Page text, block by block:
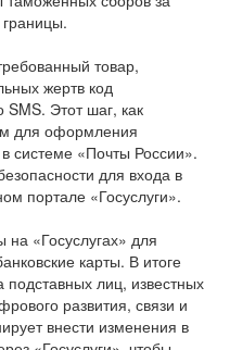
товар,
жертв код
Этот шаг, как
для оформления
системе «Почты России».
для входа в
портале «Госуслуги».
на «Госуслугах» для
карты. В итоге
подставных лиц, известных
развития, связи и
внести изменения в